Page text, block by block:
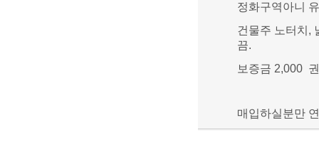
정화구역아니
건물주 노터치,
끔.
보증금 2,000
매입하실분만